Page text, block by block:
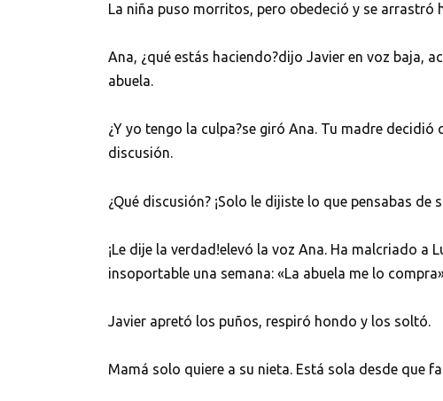
La niña puso morritos, pero obedeció y se arrastró
Ana, ¿qué estás haciendo?dijo Javier en voz baja,
abuela.
¿Y yo tengo la culpa?se giró Ana. Tu madre
discusión.
¿Qué discusión? ¡Solo le dijiste lo que pensabas de
¡Le dije la verdad!elevó la voz Ana. Ha malcriado a
insoportable una semana: «La abuela me lo
Javier apretó los puños, respiró hondo y los soltó.
Mamá solo quiere a su nieta. Está sola desde que